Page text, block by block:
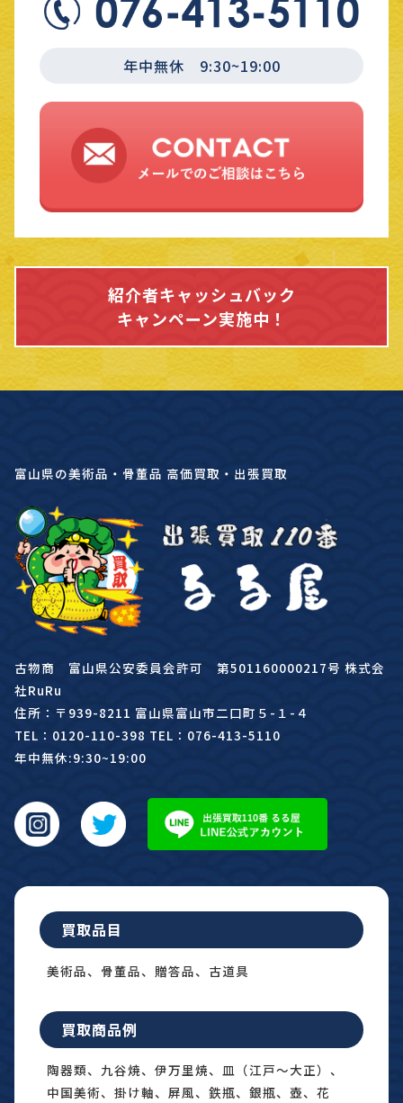
年中無休 9:30~19:00
紹介者キャッシュバック
キャンペーン実施中！
富山県の美術品・骨董品 高価買取・出張買取
古物商 富山県公安委員会許可 第501160000217号 株式会
社RuRu
住所：〒939-8211 富山県富山市二口町５-１-４
TEL：0120-110-398 TEL：076-413-5110
年中無休:9:30~19:00
買取品目
美術品、骨董品、贈答品、古道具
買取商品例
陶器類、九谷焼、伊万里焼、皿（江戸〜大正）、
中国美術、掛け軸、屏風、鉄瓶、銀瓶、壺、花